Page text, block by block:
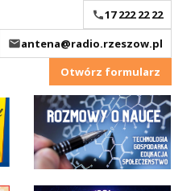
17 222 22 22
antena@radio.rzeszow.pl
Otwórz formularz